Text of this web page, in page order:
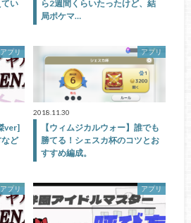
い
ら2週間くらいたったけど、結
局ポケマ…
アプリ
ver]
ど
アプリ
2018.11.30
【ウィムジカルウォー】誰でも
勝てる！シェスカ杯のコツとお
すすめ編成。
アプリ アプリ